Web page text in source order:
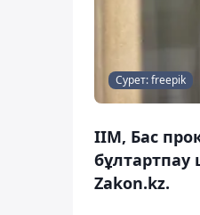
Сурет: freepik
ІІМ, Бас
бұлтартпау
Zakon.kz.